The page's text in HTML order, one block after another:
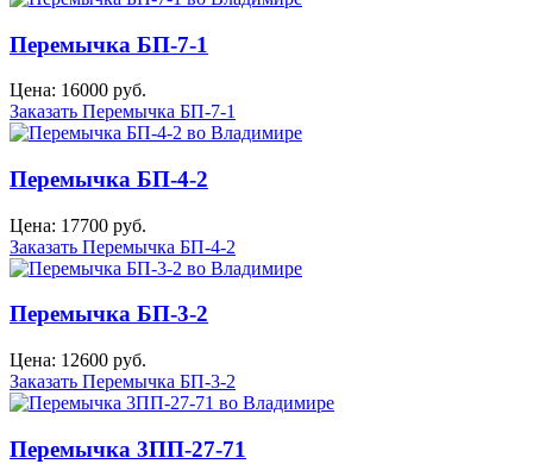
Перемычка БП-7-1
Цена: 16000 руб.
Заказать Перемычка БП-7-1
Перемычка БП-4-2
Цена: 17700 руб.
Заказать Перемычка БП-4-2
Перемычка БП-3-2
Цена: 12600 руб.
Заказать Перемычка БП-3-2
Перемычка 3ПП-27-71